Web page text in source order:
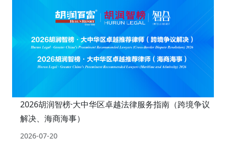
2026胡润智榜·大中华区卓越法律服务指南（跨境争议
解决、海商海事）
2026-07-20